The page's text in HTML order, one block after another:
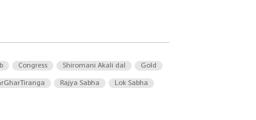
Congress Shiromani Akali dal Gold
Rajya Sabha Lok Sabha